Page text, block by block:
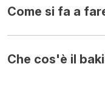
Come si fa a
Che cos'è il